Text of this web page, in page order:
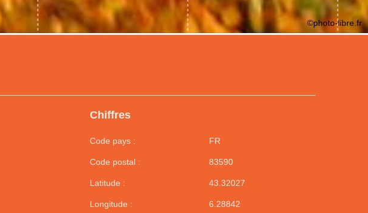
Chiffres
Code pays : FR
Code postal : 83590
Latitude : 43.32027
Longitude : 6.28842
©photo-libre.fr